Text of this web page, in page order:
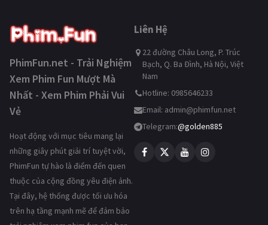
PhimFun.net - Trải Nghiệm
Xem Phim Fun Mượt Mà
Nhất - Xem Phim Phải Vui
Vẻ
Hoạt động với mục tiêu mang lại
những giây phút giải trí tuyệt vời,
PhimFun tự hào là điểm đến quen
thuộc của cộng đồng yêu điện ảnh.
Tại đây, hệ thống được tối ưu hóa
trên hạ tầng mạnh mẽ để đảm bảo
Liên Hệ
22 đường Châu Long, P. Trúc
Bạch, Q. Ba Đình, Hà Nội, Việt
Nam
Hotline: 0985646233
Email: admin@phimfun.net
Telegram:@golden885